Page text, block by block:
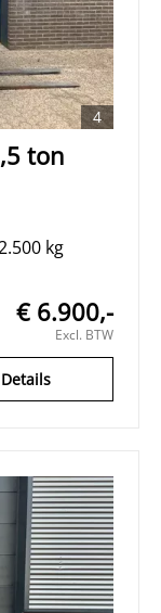
4
ton
kg
€ 6.900,-
Excl. BTW
Details